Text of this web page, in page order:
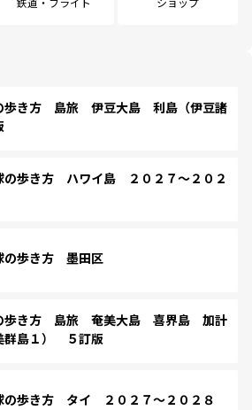
歩き方 島旅 伊豆大島 利島（伊豆諸
歩き方 ハワイ島 ２０２７～２０２
の歩き方 墨田区
歩き方 島旅 奄美大島 喜界島 加計
群島１） ５訂版
歩き方 タイ ２０２７～２０２８